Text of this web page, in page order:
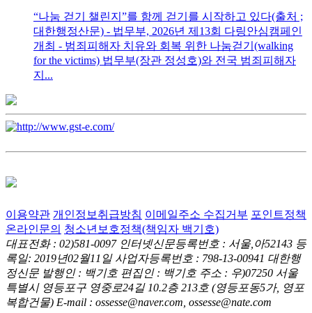
“나눔 걷기 챌린지”를 함께 걷기를 시작하고 있다(출처 ;
대한행정산문) - 법무부, 2026년 제13회 다링안심캠페인
개최 - 범죄피해자 치유와 회복 위한 나눔걷기(walking
for the victims) 법무부(장관 정성호)와 전국 범죄피해자
지...
이용약관 개인정보취급방침 이메일주소 수집거부 포인트정책
온라인문의 청소년보호정책(책임자 백기호)
대표전화 : 02)581-0097 인터넷신문등록번호 : 서울,아52143 등
록일: 2019년02월11일 사업자등록번호 : 798-13-00941 대한행
정신문 발행인 : 백기호 편집인 : 백기호 주소 : 우)07250 서울
특별시 영등포구 영중로24길 10.2층 213호 (영등포동5가, 영포
복합건물) E-mail : ossesse@naver.com, ossesse@nate.com